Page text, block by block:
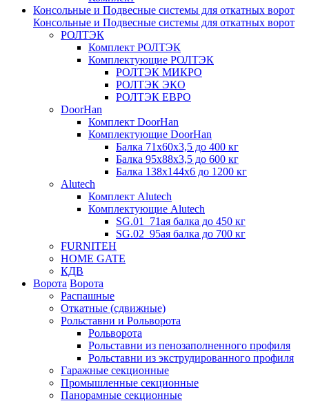
Консольные и Подвесные системы для откатных ворот
Консольные и Подвесные системы для откатных ворот
РОЛТЭК
Комплект РОЛТЭК
Комплектующие РОЛТЭК
РОЛТЭК МИКРО
РОЛТЭК ЭКО
РОЛТЭК ЕВРО
DoorHan
Комплект DoorHan
Комплектующие DoorHan
Балка 71х60х3,5 до 400 кг
Балка 95х88х3,5 до 600 кг
Балка 138х144х6 до 1200 кг
Alutech
Комплект Alutech
Комплектующие Alutech
SG.01_71ая балка до 450 кг
SG.02_95ая балка до 700 кг
FURNITEH
HOME GATE
КДВ
Ворота Ворота
Распашные
Откатные (сдвижные)
Рольставни и Рольворота
Рольворота
Рольставни из пенозаполненного профиля
Рольставни из экструдированного профиля
Гаражные секционные
Промышленные секционные
Панорамные секционные